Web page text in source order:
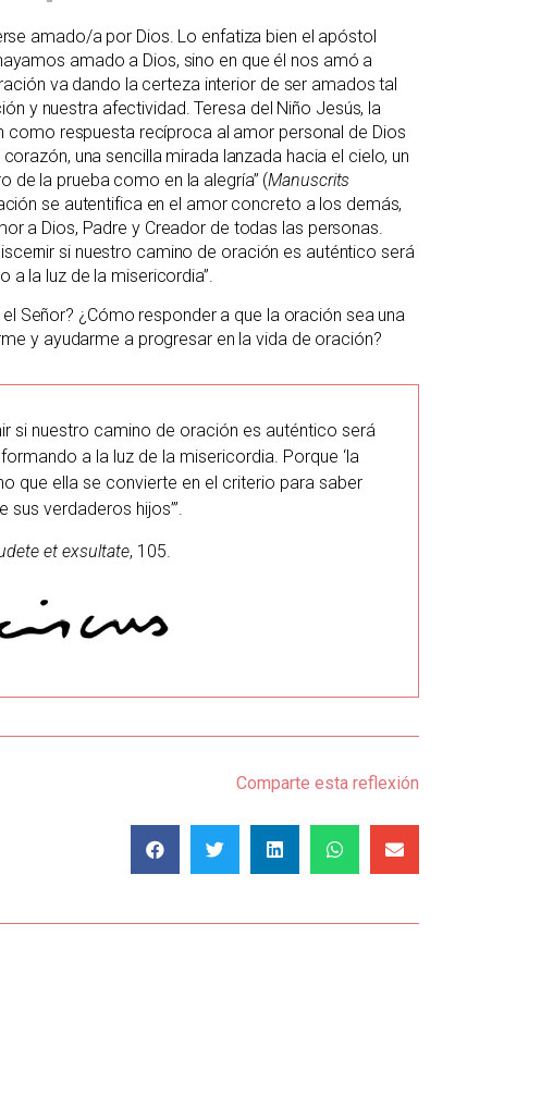
amado/a por Dios. Lo enfatiza bien el apóstol
amado a Dios, sino en que él nos amó a
va dando la certeza interior de ser amados tal
y nuestra afectividad. Teresa del Niño Jesús, la
como respuesta recíproca al amor personal de Dios
una sencilla mirada lanzada hacia el cielo, un
la prueba como en la alegría” (Manuscrits
se autentifica en el amor concreto a los demás,
a Dios, Padre y Creador de todas las personas.
si nuestro camino de oración es auténtico será
a la luz de la misericordia”.
Señor? ¿Cómo responder a que la oración sea una
y ayudarme a progresar en la vida de oración?
si nuestro camino de oración es auténtico será
a la luz de la misericordia. Porque ‘la
que ella se convierte en el criterio para saber
sus verdaderos hijos’”.
et exsultate, 105.
Comparte esta reflexión